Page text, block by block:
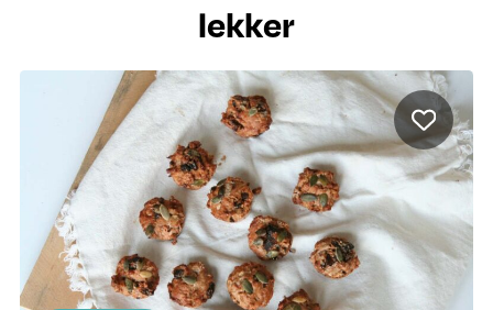
lekker